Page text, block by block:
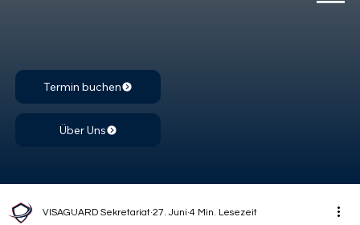
Termin buchen
Über Uns
VISAGUARD Sekretariat 27. Juni 4 Min. Lesezeit